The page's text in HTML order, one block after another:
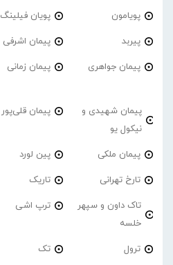
پویامون پویان فیلینگ
پیربد پیمان اشرفی
پیمان جواهری پیمان زمانی
پیمان شهیدی و
نیکول یو
پیمان قلی‌پور
پیمان ملکی پین لورد
تارخ تهرانی تاریک
تاک داون و سپهر
خلسه
ترپ اشی
ترول تک